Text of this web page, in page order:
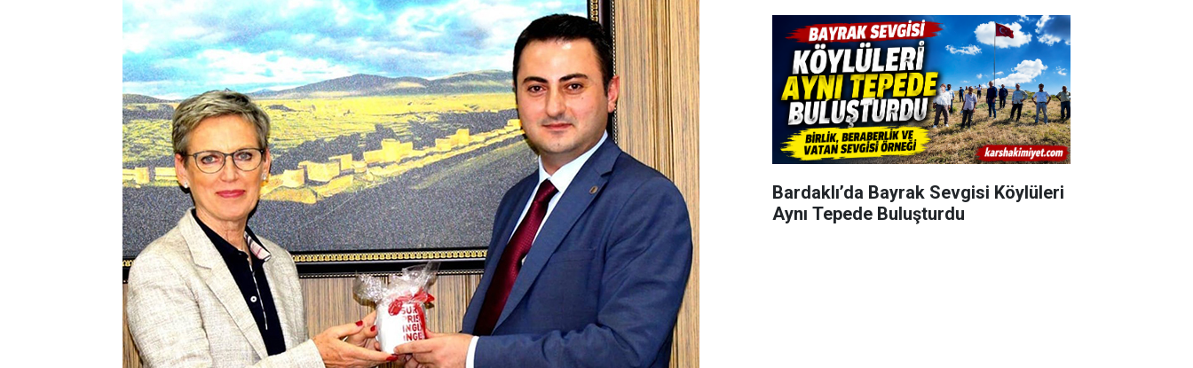
Bardaklı’da Bayrak Sevgisi Köylüleri
Aynı Tepede Buluşturdu